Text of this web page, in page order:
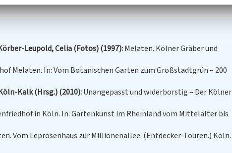
Leupold, Celia (Fotos) (1997) Melaten. Kölner Gräber und
Melaten. In: Vom Botanischen Garten zum Großstadtgrün – 200
Kalk (Hrsg.) (2010) Unangepasst und widerborstig – Der Kölner
in Köln. In: Gartenkunst im Rheinland vom Mittelalter bis
Vom Leprosenhaus zur Millionenallee. (Entdecker-Touren.) Köln.